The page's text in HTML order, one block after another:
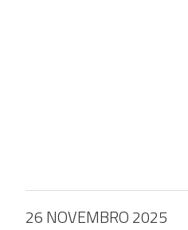
26 NOVEMBRO 2025